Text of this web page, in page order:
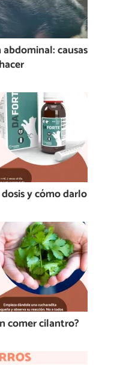
causas
y cómo darlo
comer cilantro?